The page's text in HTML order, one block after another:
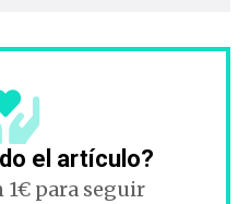
el artículo?
1€ para seguir